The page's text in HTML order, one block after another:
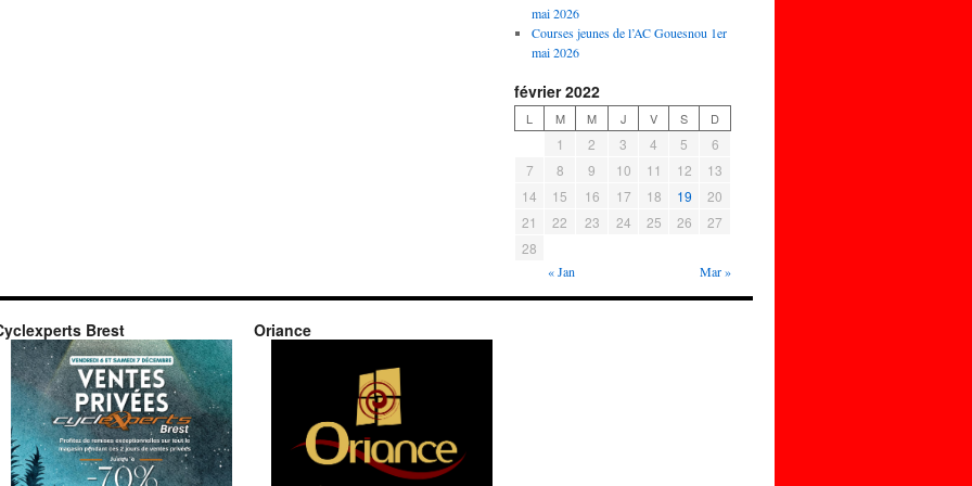
mai 2026
Courses jeunes de l’AC Gouesnou 1er
mai 2026
février 2022
L M M J V S D
1 2 3 4 5
6
7
8 9 10 11 12
13
14
15 16 17 18 19
20
21
22 23 24 25 26
27
28
« Jan Mar »
Brest Oriance